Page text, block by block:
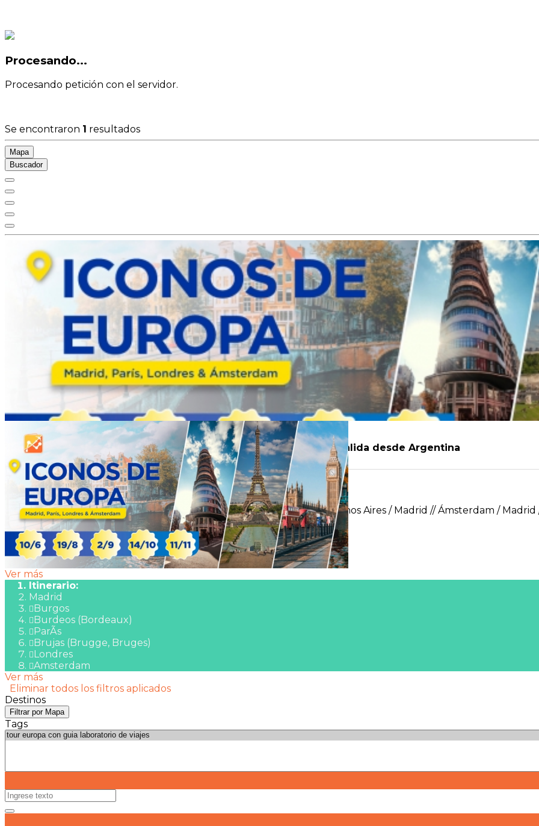
Procesando...
Procesando petición con el servidor.
Se encontraron 1 resultados
Mapa
Buscador
Iconos de Europa 2026: Madrid, París, Londres y Ámsterdam – Salida desde Argentina
Duración:
Días10Noches
✈️🌍 EL PROGRAMA INCLUYE✔️ ✈️ Aéreo internacional con Iberia Buenos Aires / Madrid // Ámsterdam /
bodega incluido ✔️ 🚐 Traslados de llegada y ...
Ver más
Itinerario:
Madrid
Burgos
Burdeos (Bordeaux)
ParÃ­s
Brujas (Brugge, Bruges)
Londres
Amsterdam
Ver más
Eliminar todos los filtros aplicados
Destinos
Filtrar por Mapa
Tags